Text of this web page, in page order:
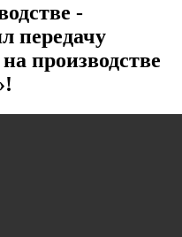
-
передачу
производстве